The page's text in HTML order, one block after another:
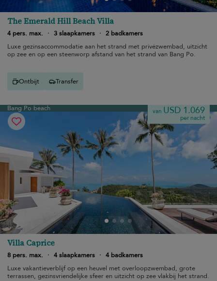
The Emerald Hill Beach Villa
4 pers. max. · 3 slaapkamers · 2 badkamers
Luxe gezinsaccommodatie aan het strand met privézwembad, uitzicht
op zee en op een steenworp afstand van het strand van Bang Po.
Ontbijt Transfer
Bang Po beach van USD 1.069
per nacht
Villa Caprice
8 pers. max. · 4 slaapkamers · 4 badkamers
Luxe vakantieverblijf op een heuvel met overloopzwembad, grote
terrassen, gezinsvriendelijke sfeer en uitzicht op zee vlakbij het strand.